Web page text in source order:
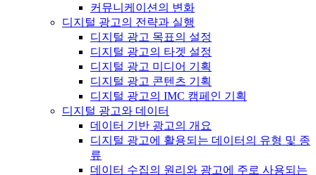
커뮤니케이션의 변화
디지털 광고의 전략과 실행
디지털 광고 목표의 설정
디지털 광고의 타겟 설정
디지털 광고 미디어 기획
디지털 광고 콘텐츠 기획
디지털 광고의 IMC 캠페인 기획
디지털 광고와 데이터
데이터 기반 광고의 개요
디지털 광고에 활용되는 데이터의 유형 및 종
류
데이터 수집의 원리와 광고에 주로 사용되는